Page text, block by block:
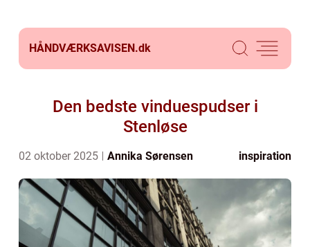
HÅNDVÆRKSAVISEN.dk
Den bedste vinduespudser i
Stenløse
02 oktober 2025 Annika Sørensen inspiration